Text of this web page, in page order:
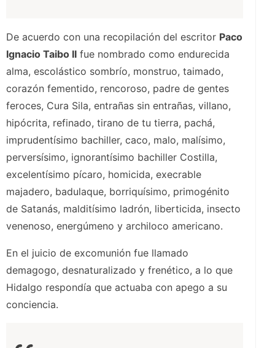
De acuerdo con una recopilación del escritor Paco
Ignacio Taibo II fue nombrado como endurecida
alma, escolástico sombrío, monstruo, taimado,
corazón fementido, rencoroso, padre de gentes
feroces, Cura Sila, entrañas sin entrañas, villano,
hipócrita, refinado, tirano de tu tierra, pachá,
imprudentísimo bachiller, caco, malo, malísimo,
perversísimo, ignorantísimo bachiller Costilla,
excelentísimo pícaro, homicida, execrable
majadero, badulaque, borriquísimo, primogénito
de Satanás, malditísimo ladrón, liberticida, insecto
venenoso, energúmeno y archiloco americano.
En el juicio de excomunión fue llamado
demagogo, desnaturalizado y frenético, a lo que
Hidalgo respondía que actuaba con apego a su
conciencia.